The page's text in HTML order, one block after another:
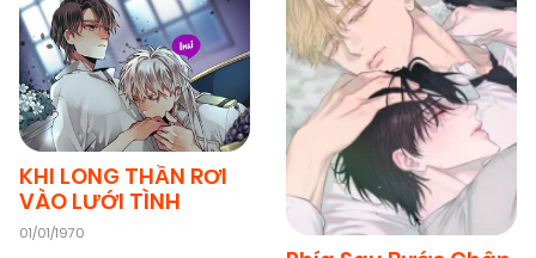
KHI LONG THẦN RƠI
VÀO LƯỚI TÌNH
01/01/1970